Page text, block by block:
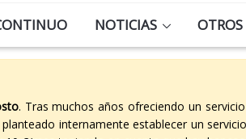
NOTICIAS OTROS
. Tras muchos años ofreciendo un
internamente establecer un